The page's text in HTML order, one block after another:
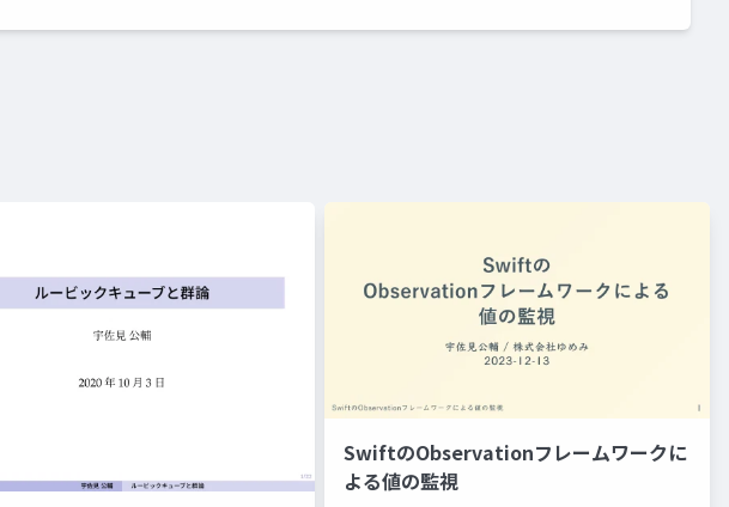
SwiftのObservationフレームワークに
よる値の監視